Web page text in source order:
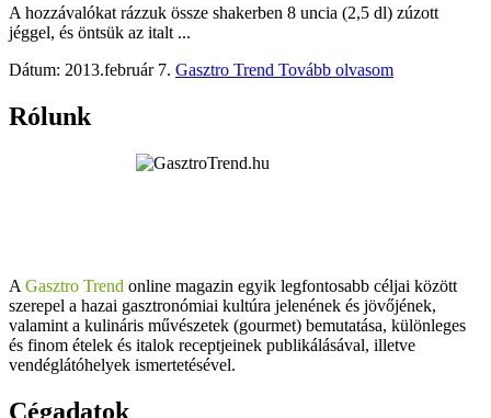
A hozzávalókat rázzuk össze shakerben 8 uncia (2,5 dl) zúzott
jéggel, és öntsük az italt ...
Dátum: 2013.február 7. Gasztro Trend Tovább olvasom
Rólunk
A Gasztro Trend online magazin egyik legfontosabb céljai között
szerepel a hazai gasztronómiai kultúra jelenének és jövőjének,
valamint a kulináris művészetek (gourmet) bemutatása, különleges
és finom ételek és italok receptjeinek publikálásával, illetve
vendéglátóhelyek ismertetésével.
Cégadatok